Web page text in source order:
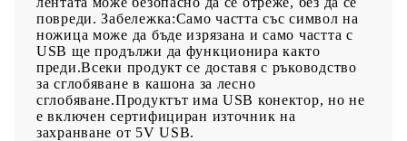
повреди. Забележка:Само частта със символ на
ножица може да бъде изрязана и само частта с
USB ще продължи да функционира както
преди.Всеки продукт се доставя с ръководство
за сглобяване в кашона за лесно
сглобяване.Продуктът има USB конектор, но не
е включен сертифициран източник на
захранване от 5V USB.